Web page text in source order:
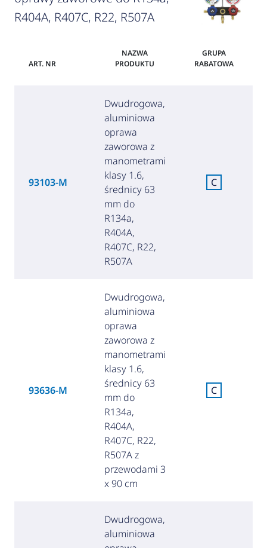
R404A, R407C, R22, R507A
ART. NR
NAZWA
PRODUKTU
GRUPA
RABATOWA
93103-M
Dwudrogowa,
aluminiowa
oprawa
zaworowa z
manometrami
klasy 1.6,
średnicy 63
mm do
R134a,
R404A,
R407C, R22,
R507A
C
93636-M
Dwudrogowa,
aluminiowa
oprawa
zaworowa z
manometrami
klasy 1.6,
średnicy 63
mm do
R134a,
R404A,
R407C, R22,
R507A z
przewodami 3
x 90 cm
C
Dwudrogowa,
aluminiowa